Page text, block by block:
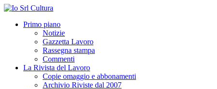
Primo piano
Notizie
Gazzetta Lavoro
Rassegna stampa
Commenti
La Rivista del Lavoro
Copie omaggio e abbonamenti
Archivio Riviste dal 2007